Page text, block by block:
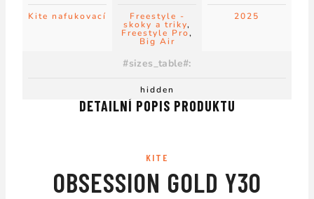
DETAILNÍ POPIS PRODUKTU
KITE
OBSESSION GOLD Y30
Kite nafukovací Freestyle -
skoky a triky,
Freestyle Pro,
Big Air
2025
#sizes_table#:
hidden